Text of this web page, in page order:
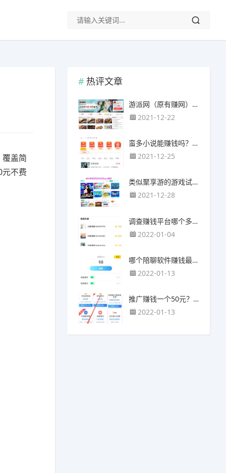
盖简
不费
热评文章
游派网（原有赚网），主要以试玩游戏赚钱为主
2021-12-22
蛮多小说能赚钱吗？送的100元能提现靠谱吗？
2021-12-25
类似聚享游的游戏试玩app（平台）推荐
2021-12-28
调查赚钱平台哪个多？哪个调查网站正规靠谱？
2022-01-04
哪个陪聊软件赚钱最快？目前陪人聊天可以挣钱的app推荐
2022-01-13
推广赚钱一个50元？我这个一个最高可以赚500元
2022-01-13